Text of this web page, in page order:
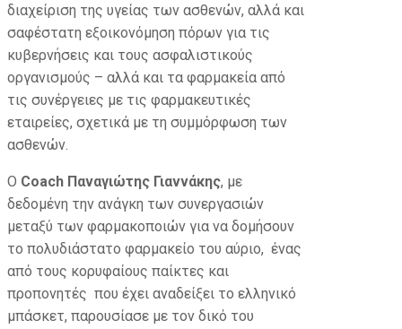
διαχείριση της υγείας των ασθενών, αλλά και
σαφέστατη εξοικονόμηση πόρων για τις
κυβερνήσεις και τους ασφαλιστικούς
οργανισμούς – αλλά και τα φαρμακεία από
τις συνέργειες με τις φαρμακευτικές
εταιρείες, σχετικά με τη συμμόρφωση των
ασθενών.
Ο Coach Παναγιώτης Γιαννάκης, με
δεδομένη την ανάγκη των συνεργασιών
μεταξύ των φαρμακοποιών για να δομήσουν
το πολυδιάστατο φαρμακείο του αύριο, ένας
από τους κορυφαίους παίκτες και
προπονητές που έχει αναδείξει το ελληνικό
μπάσκετ, παρουσίασε με τον δικό του